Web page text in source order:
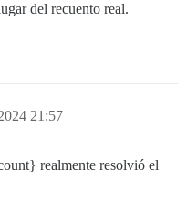
del recuento real.
21:57
realmente resolvió el